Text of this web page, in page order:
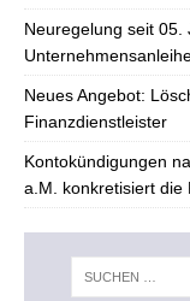
Neuregelung seit 05.
Neues Angebot:
Finanzdienstleister
Kontokündigungen
a.M. konkretisiert die